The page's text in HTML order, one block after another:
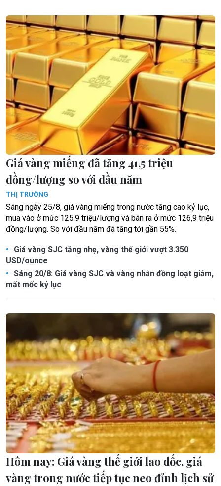
Giá vàng miếng đã tăng 41,5 triệu
đồng/lượng so với đầu năm
THỊ TRƯỜNG
Sáng ngày 25/8, giá vàng miếng trong nước tăng cao kỷ lục,
mua vào ở mức 125,9 triệu/lượng và bán ra ở mức 126,9 triệu
đồng/lượng. So với đầu năm đã tăng tới gần 55%.
Giá vàng SJC tăng nhẹ, vàng thế giới vượt 3.350
USD/ounce
Sáng 20/8: Giá vàng SJC và vàng nhẫn đồng loạt giảm,
mất mốc kỷ lục
Hôm nay: Giá vàng thế giới lao dốc, giá
vàng trong nước tiếp tục neo đỉnh lịch sử